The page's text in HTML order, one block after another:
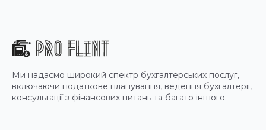
Ми надаємо широкий спектр бухгалтерських послуг,
включаючи податкове планування, ведення бухгалтерії,
консультації з фінансових питань та багато іншого.